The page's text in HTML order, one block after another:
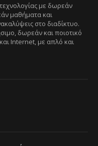
με δωρεάν
μαθήματα και
στο διαδίκτυο.
δωρεάν και ποιοτικό
Internet, με απλό και